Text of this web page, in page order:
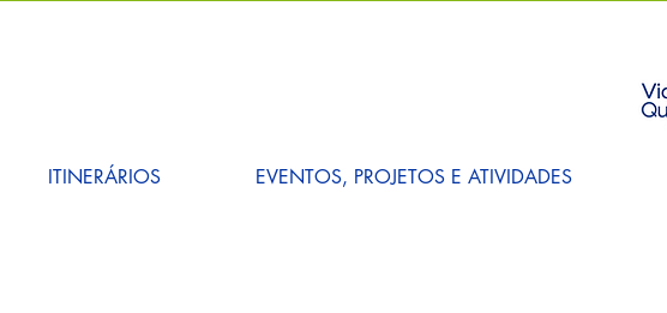
ITINERÁRIOS EVENTOS, PROJETOS E ATIVIDADES